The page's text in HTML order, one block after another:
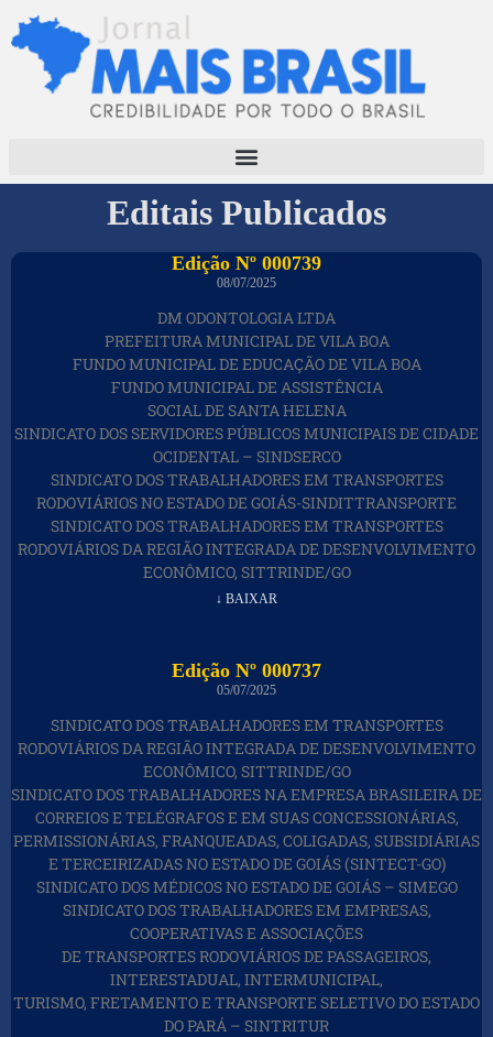
Editais Publicados
Edição Nº 000739
08/07/2025
DM ODONTOLOGIA LTDA
PREFEITURA MUNICIPAL DE VILA BOA
FUNDO MUNICIPAL DE EDUCAÇÃO DE VILA BOA
FUNDO MUNICIPAL DE ASSISTÊNCIA
SOCIAL DE SANTA HELENA
SINDICATO DOS SERVIDORES PÚBLICOS MUNICIPAIS DE CIDADE
OCIDENTAL – SINDSERCO
SINDICATO DOS TRABALHADORES EM TRANSPORTES
RODOVIÁRIOS NO ESTADO DE GOIÁS-SINDITTRANSPORTE
SINDICATO DOS TRABALHADORES EM TRANSPORTES
RODOVIÁRIOS DA REGIÃO INTEGRADA DE DESENVOLVIMENTO
ECONÔMICO, SITTRINDE/GO
↓ BAIXAR
Edição Nº 000737
05/07/2025
SINDICATO DOS TRABALHADORES EM TRANSPORTES
RODOVIÁRIOS DA REGIÃO INTEGRADA DE DESENVOLVIMENTO
ECONÔMICO, SITTRINDE/GO
SINDICATO DOS TRABALHADORES NA EMPRESA BRASILEIRA DE
CORREIOS E TELÉGRAFOS E EM SUAS CONCESSIONÁRIAS,
PERMISSIONÁRIAS, FRANQUEADAS, COLIGADAS, SUBSIDIÁRIAS
E TERCEIRIZADAS NO ESTADO DE GOIÁS (SINTECT-GO)
SINDICATO DOS MÉDICOS NO ESTADO DE GOIÁS – SIMEGO
SINDICATO DOS TRABALHADORES EM EMPRESAS,
COOPERATIVAS E ASSOCIAÇÕES
DE TRANSPORTES RODOVIÁRIOS DE PASSAGEIROS,
INTERESTADUAL, INTERMUNICIPAL,
TURISMO, FRETAMENTO E TRANSPORTE SELETIVO DO ESTADO
DO PARÁ – SINTRITUR